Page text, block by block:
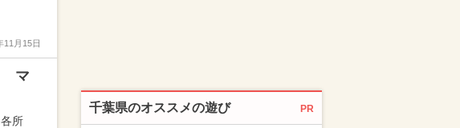
11月15日
マ
所
千葉県のオススメの遊び PR